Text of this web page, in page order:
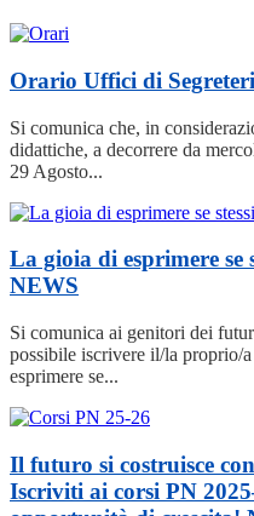
Orario Uffici di
Si comunica che, in
didattiche, a decorrere da
29 Agosto...
La gioia di esprimere
NEWS
Si comunica ai genitori dei
possibile iscrivere il/la proprio/
esprimere se...
Il futuro si costruisce
Iscriviti ai corsi PN